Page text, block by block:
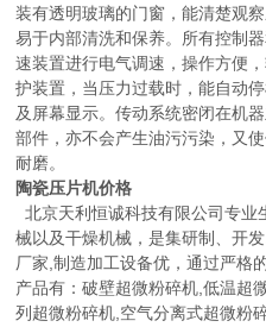
装有透明玻璃的门窗，能清楚观
易于内部清洗和保养。所有控制
速装置进行电气调速，操作方便
护装置，当压力过载时，能自动
及屏幕显示。传动系统密闭在机
部件，亦不会产生油污污染，又
耐磨。
陶瓷压片机价格
北京天利恒诚科技有限公司专
械以及干燥机械，是集研制、开
厂家,制造加工设备优，通过严格
产品有：破壁超微粉碎机,低温超
列超微粉碎机,空气分离式超微粉